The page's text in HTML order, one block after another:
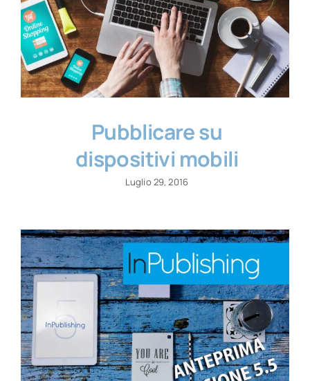
Pubblicare su
dispositivi mobili
Luglio 29, 2016